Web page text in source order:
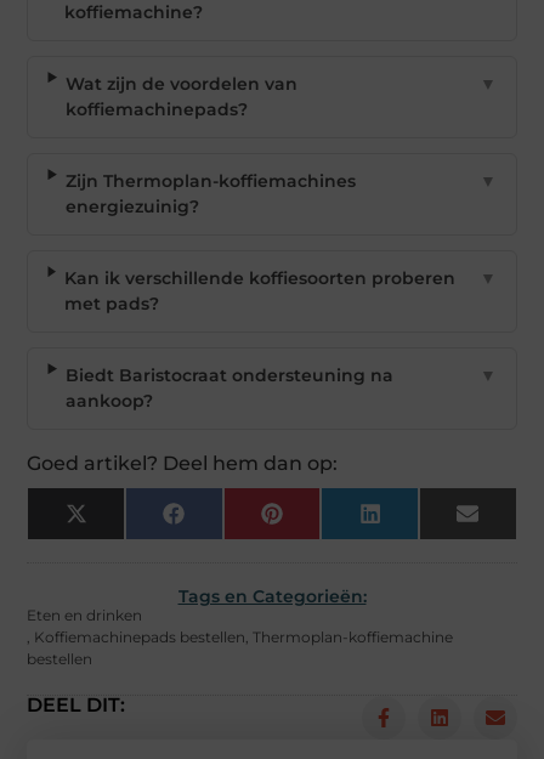
koffiemachine?
Wat zijn de voordelen van
koffiemachinepads?
▼
Zijn Thermoplan-koffiemachines
energiezuinig?
▼
Kan ik verschillende koffiesoorten proberen
met pads?
▼
Biedt Baristocraat ondersteuning na
aankoop?
▼
Goed artikel? Deel hem dan op:
X
(Twitter)
Facebook Pinterest LinkedIn Email
Tags en Categorieën:
Eten en drinken
, Koffiemachinepads bestellen, Thermoplan-koffiemachine
bestellen
DEEL DIT: